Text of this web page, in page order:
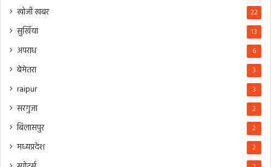
खोजी खबर 22
सुर्खियां 13
अपराध 6
बेमेतरा 3
raipur 3
सरगुजा 2
बिलासपुर 2
मध्यप्रदेश 2